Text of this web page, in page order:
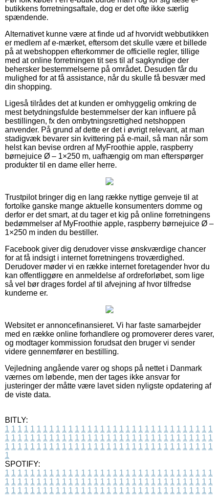
butikkens forretningsaftale, dog er det ofte ikke særlig
spændende.
Alternativet kunne være at finde ud af hvorvidt webbutikken
er medlem af e-mærket, eftersom det skulle være et billede
på at webshoppen efterkommer de officielle regler, tillige
med at online forretningen tit ses til af sagkyndige der
behersker bestemmelserne på området. Desuden får du
mulighed for at få assistance, når du skulle få besvær med
din shopping.
Ligeså tilrådes det at kunden er omhyggelig omkring de
mest betydningsfulde bestemmelser der kan influere på
bestillingen, fx den ombytningsrettighed netshoppen
anvender. På grund af dette er det i øvrigt relevant, at man
stadigvæk bevarer sin kvittering på e-mail, så man når som
helst kan bevise ordren af MyFroothie apple, raspberry
børnejuice Ø – 1×250 m, uafhængig om man efterspørger
produkter til en dame eller herre.
Trustpilot bringer dig en lang række nyttige genveje til at
fortolke ganske mange aktuelle konsumenters domme og
derfor er det smart, at du tager et kig på online forretningens
bedømmelser af MyFroothie apple, raspberry børnejuice Ø –
1×250 m inden du bestiller.
Facebook giver dig derudover visse ønskværdige chancer
for at få indsigt i internet forretningens troværdighed.
Derudover møder vi en række internet foretagender hvor du
kan offentliggøre en anmeldelse af ordreforløbet, som lige
så vel bør drages fordel af til afvejning af hvor tilfredse
kunderne er.
Websitet er annoncefinansieret. Vi har faste samarbejder
med en række online forhandlere og promoverer deres varer,
og modtager kommission forudsat den bruger vi sender
videre gennemfører en bestilling.
Vejledning angående varer og shops på nettet i Danmark
værnes om løbende, men der tages ikke ansvar for
justeringer der måtte være lavet siden nyligste opdatering af
de viste data.
BITLY:
1 1 1 1 1 1 1 1 1 1 1 1 1 1 1 1 1 1 1 1 1 1 1 1 1 1 1 1 1 1 1 1 1
1 1 1 1 1 1 1 1 1 1 1 1 1 1 1 1 1 1 1 1 1 1 1 1 1 1 1 1 1 1 1 1 1
1 1 1 1 1 1 1 1 1 1 1 1 1 1 1 1 1 1 1 1 1 1 1 1 1 1 1 1 1 1 1 1 1
1
SPOTIFY:
1 1 1 1 1 1 1 1 1 1 1 1 1 1 1 1 1 1 1 1 1 1 1 1 1 1 1 1 1 1 1 1 1
1 1 1 1 1 1 1 1 1 1 1 1 1 1 1 1 1 1 1 1 1 1 1 1 1 1 1 1 1 1 1 1 1
1 1 1 1 1 1 1 1 1 1 1 1 1 1 1 1 1 1 1 1 1 1 1 1 1 1 1 1 1 1 1 1 1